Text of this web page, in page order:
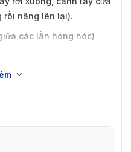
rồi nâng lên lại).
các lần hỏng hóc)
hợp.
này để có thêm nhiều